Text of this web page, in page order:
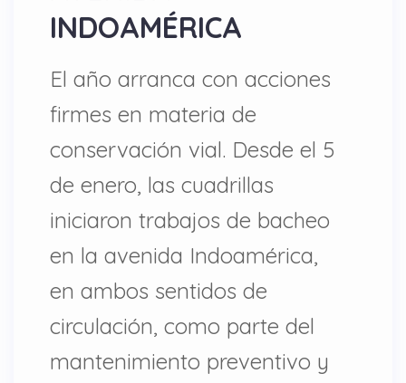
INDOAMÉRICA
El año arranca con acciones
firmes en materia de
conservación vial. Desde el 5
de enero, las cuadrillas
iniciaron trabajos de bacheo
en la avenida Indoamérica,
en ambos sentidos de
circulación, como parte del
mantenimiento preventivo y